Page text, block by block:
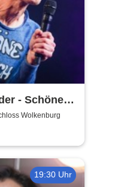
- Schöne
Wolkenburg
19:30 Uhr